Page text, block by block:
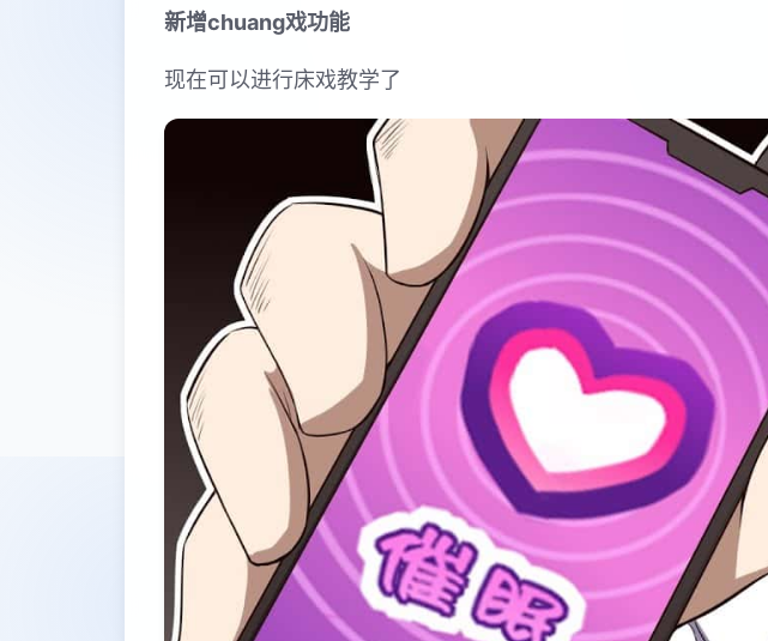
新增chuang戏功能
现在可以进行床戏教学了